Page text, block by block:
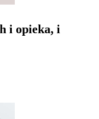
i opieka, i